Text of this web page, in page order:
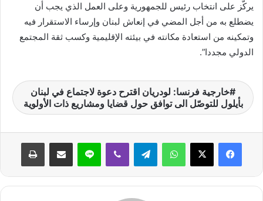
يركّز على انتخاب رئيس للجمهورية وعلى العمل الذي يجب أن
يضطلع به من أجل المضي في إنعاش لبنان وإرساء الاستقرار فيه
وتمكينه من استعادة مكانته في بيئته الإقليمية وكسب ثقة المجتمع
الدولي مجددا”.
خارجية فرنسا: لودريان اقترح دعوة لاجتماع في لبنان
بأيلول للتوصّل الى توافق حول قضايا ومشاريع ذات الأولوية
واتساب لاين